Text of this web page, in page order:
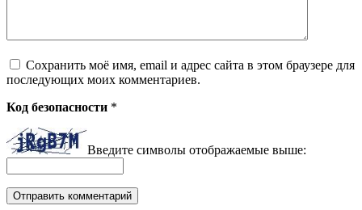
Сохранить моё имя, email и адрес сайта в этом браузере для
последующих моих комментариев.
Код безопасности *
Введите символы отображаемые выше: